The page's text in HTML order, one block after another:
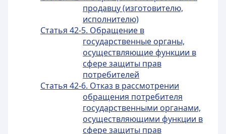
продавцу (изготовителю,
исполнителю)
Статья 42-5. Обращение в
государственные органы,
осуществляющие функции в
сфере защиты прав
потребителей
Статья 42-6. Отказ в рассмотрении
обращения потребителя
государственными органами,
осуществляющими функции в
сфере защиты прав